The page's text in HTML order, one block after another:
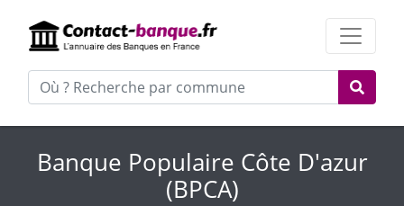
Banque Populaire Côte D'azur
(BPCA)